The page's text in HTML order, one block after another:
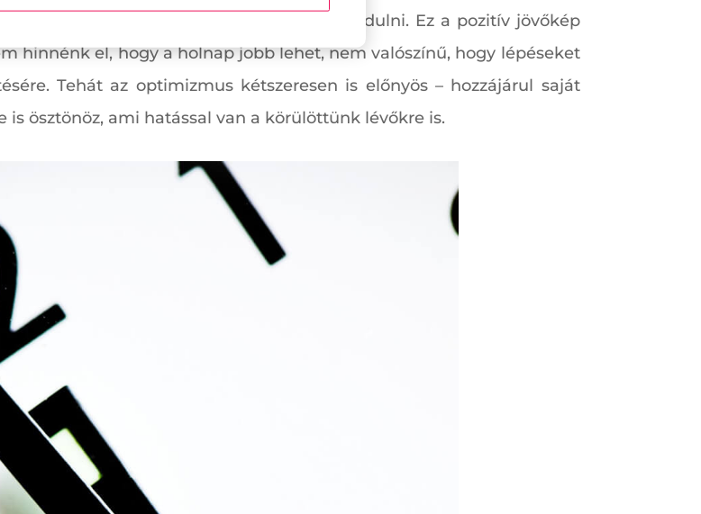
mert sikerül több kilótól megszabadulni. Ez a pozitív jövőkép
hinnénk el, hogy a holnap jobb lehet, nem valószínű, hogy lépéseket
Tehát az optimizmus kétszeresen is előnyös – hozzájárul saját
ösztönöz, ami hatással van a körülöttünk lévőkre is.